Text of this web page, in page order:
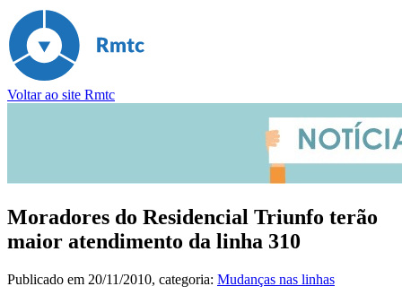
Voltar ao site Rmtc
Moradores do Residencial Triunfo terão
maior atendimento da linha 310
Publicado em 20/11/2010, categoria: Mudanças nas linhas